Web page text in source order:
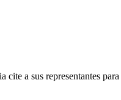
a sus representantes